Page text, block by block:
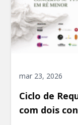
mar 23, 2026
Ciclo de
com dois